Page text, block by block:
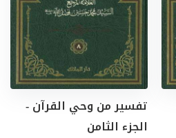
تفسير من وحي القرآن -
الجزء الثامن